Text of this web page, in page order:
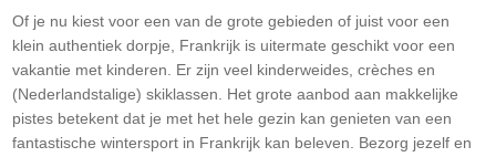
Of je nu kiest voor een van de grote gebieden of juist voor een
klein authentiek dorpje, Frankrijk is uitermate geschikt voor een
vakantie met kinderen. Er zijn veel kinderweides, crèches en
(Nederlandstalige) skiklassen. Het grote aanbod aan makkelijke
pistes betekent dat je met het hele gezin kan genieten van een
fantastische wintersport in Frankrijk kan beleven. Bezorg jezelf en